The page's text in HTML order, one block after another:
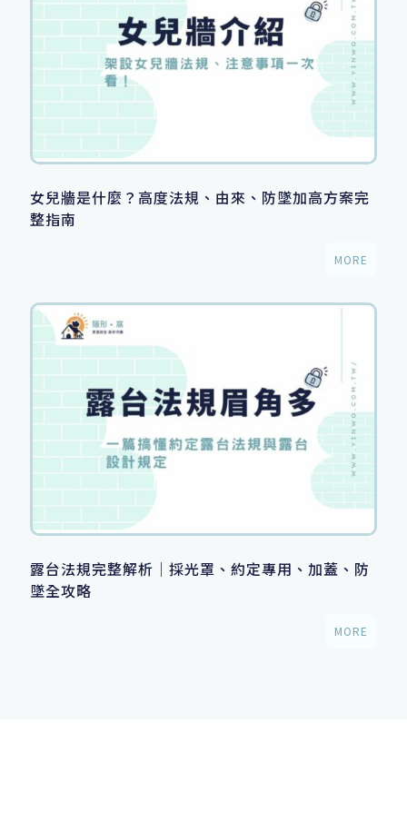
女兒牆是什麼？高度法規、由來、防墜加高方案完
整指南
MORE
露台法規完整解析｜採光罩、約定專用、加蓋、防
墜全攻略
MORE